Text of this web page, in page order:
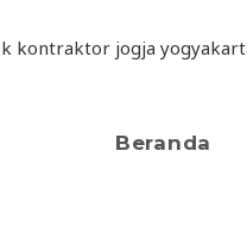
Beranda